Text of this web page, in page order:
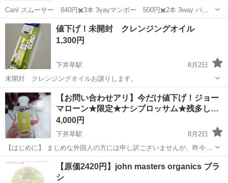
CanI スムーサー 840円✖️3本 3yayマンボー 500円✖️2本 3way バッ
ファ メーカー不明 2本 EasyFlow スノーモンキーバッファ
EasyFlow キラーホエール EasyFlow サンドシャーク...
東京 杉並区 ネイル プロ
値下げ！未開封 クレンジングオイル
1,300円
下井草駅
8月2日
未開封 クレンジングオイルお譲りします。
東京 杉並区 下井草駅 スキンケア オイル
【お問い合わせアリ】今だけ値下げ！ジョー
マローン★限定★ナシブロッサム★残多し…
4,000円
下井草駅
8月2日
【はじめに】 まじめな外国人の方には申し訳ございませんが、昨今は
不正や犯罪があまりに多いためご利用は日本人のみでお願い致しま
す。 【現況】お値下げ直後にお問い合わせいただき、お話中です。 ---
------------...
東京 杉並区 下井草駅 香水
【原価2420円】john masters organics ブラ
シ